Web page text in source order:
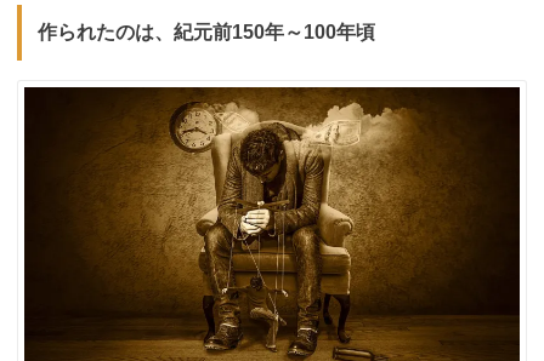
作られたのは、紀元前150年～100年頃